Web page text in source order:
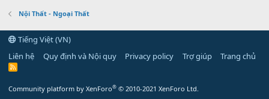
Nội Thất - Ngoại Thất
Tiếng Việt (VN)
Liên hệ
Quy định và Nội quy Privacy policy Trợ giúp Trang chủ
R
Community platform by XenForo® © 2010-2021 XenForo Ltd.